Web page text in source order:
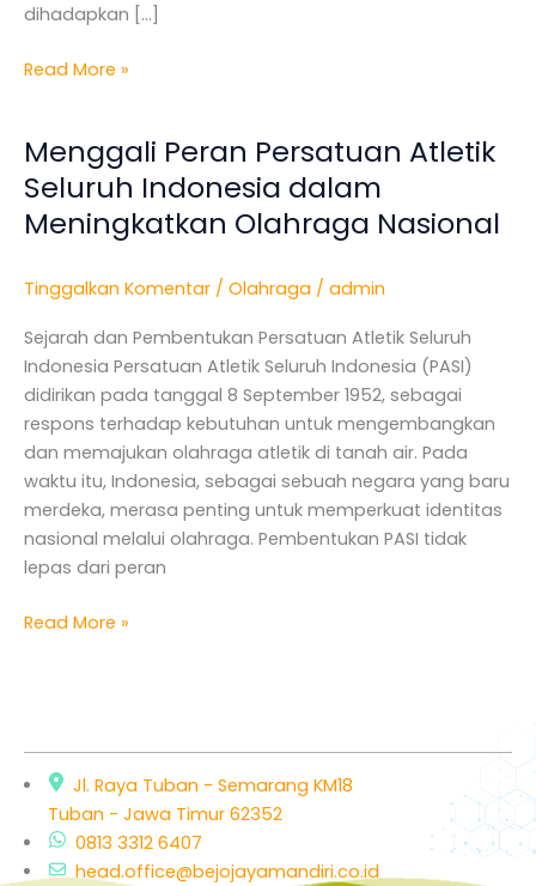
dihadapkan […]
Read More »
Menggali Peran Persatuan Atletik
Seluruh Indonesia dalam
Meningkatkan Olahraga Nasional
Tinggalkan Komentar / Olahraga / admin
Sejarah dan Pembentukan Persatuan Atletik Seluruh
Indonesia Persatuan Atletik Seluruh Indonesia (PASI)
didirikan pada tanggal 8 September 1952, sebagai
respons terhadap kebutuhan untuk mengembangkan
dan memajukan olahraga atletik di tanah air. Pada
waktu itu, Indonesia, sebagai sebuah negara yang baru
merdeka, merasa penting untuk memperkuat identitas
nasional melalui olahraga. Pembentukan PASI tidak
lepas dari peran
Menggali
Peran
Persatuan
Atletik
Indonesia
Meningkatkan
Olahraga
Nasional
Read More »
Jl. Raya Tuban - Semarang KM18
Tuban - Jawa Timur 62352
0813 3312 6407
head.office@bejojayamandiri.co.id